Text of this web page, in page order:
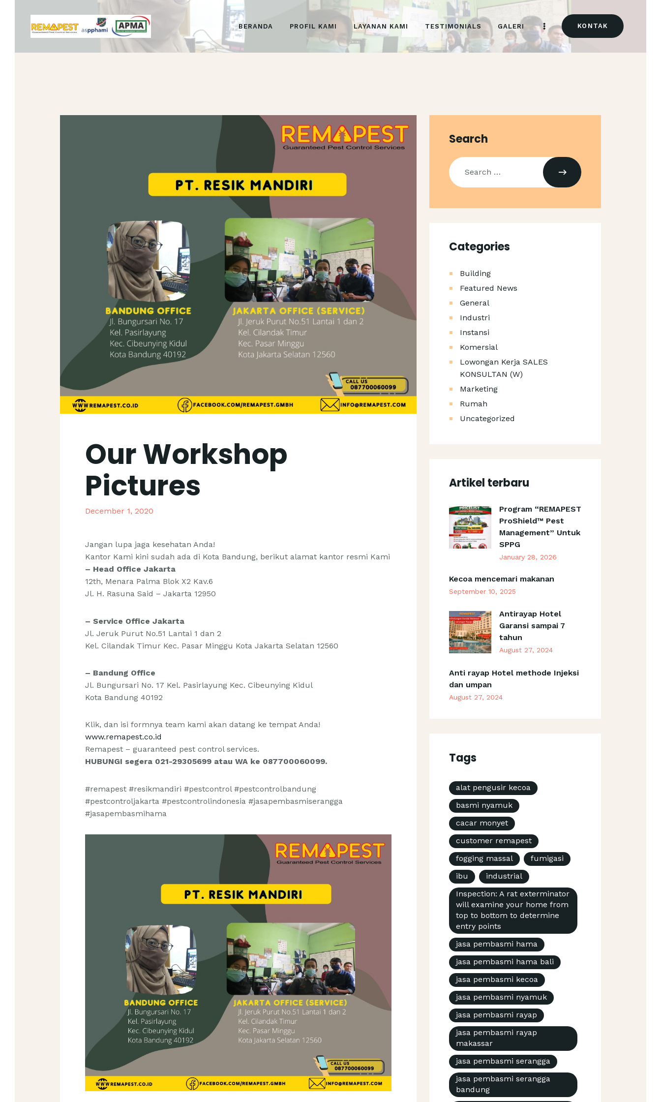
BERANDA PROFIL KAMI LAYANAN KAMI TESTIMONIALS GALERI KONTAK
BERANDA
PROFIL KAMI
GALERI
EVENTS
ENGLISH
Our Workshop
Pictures
December 1, 2020
Jangan lupa jaga kesehatan Anda!
Kantor Kami kini sudah ada di Kota Bandung, berikut alamat kantor resmi Kami
– Head Office Jakarta
12th, Menara Palma Blok X2 Kav.6
Jl. H. Rasuna Said – Jakarta 12950
– Service Office Jakarta
Jl. Jeruk Purut No.51 Lantai 1 dan 2
Kel. Cilandak Timur Kec. Pasar Minggu Kota Jakarta Selatan 12560
– Bandung Office
Jl. Bungursari No. 17 Kel. Pasirlayung Kec. Cibeunying Kidul
Kota Bandung 40192
Klik, dan isi formnya team kami akan datang ke tempat Anda!
www.remapest.co.id
Remapest – guaranteed pest control services.
HUBUNGI segera 021-29305699 atau WA ke 087700060099.
#remapest #resikmandiri #pestcontrol #pestcontrolbandung
#pestcontroljakarta #pestcontrolindonesia #jasapembasmiserangga
#jasapembasmihama
Search
Categories
Building
Featured News
General
Industri
Instansi
Komersial
Lowongan Kerja SALES
KONSULTAN (W)
Marketing
Rumah
Uncategorized
Artikel terbaru
Program “REMAPEST
ProShield™ Pest
Management” Untuk
SPPG
January 28, 2026
Kecoa mencemari makanan
September 10, 2025
Antirayap Hotel
Garansi sampai 7
tahun
August 27, 2024
Anti rayap Hotel methode Injeksi
dan umpan
August 27, 2024
Tags
alat pengusir kecoa
basmi nyamuk
cacar monyet
customer remapest
fogging massal
fumigasi
ibu
industrial
Inspection: A rat exterminator
will examine your home from
top to bottom to determine
entry points
jasa pembasmi hama
jasa pembasmi hama bali
jasa pembasmi kecoa
jasa pembasmi nyamuk
jasa pembasmi rayap
jasa pembasmi rayap
makassar
jasa pembasmi serangga
jasa pembasmi serangga
bandung